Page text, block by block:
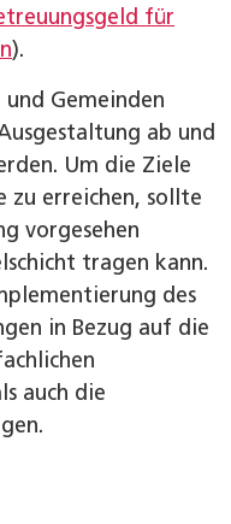
für
).
Gemeinden
ab und
Um die Ziele
zu erreichen, sollte
vorgesehen
tragen kann.
des
in Bezug auf die
auch die